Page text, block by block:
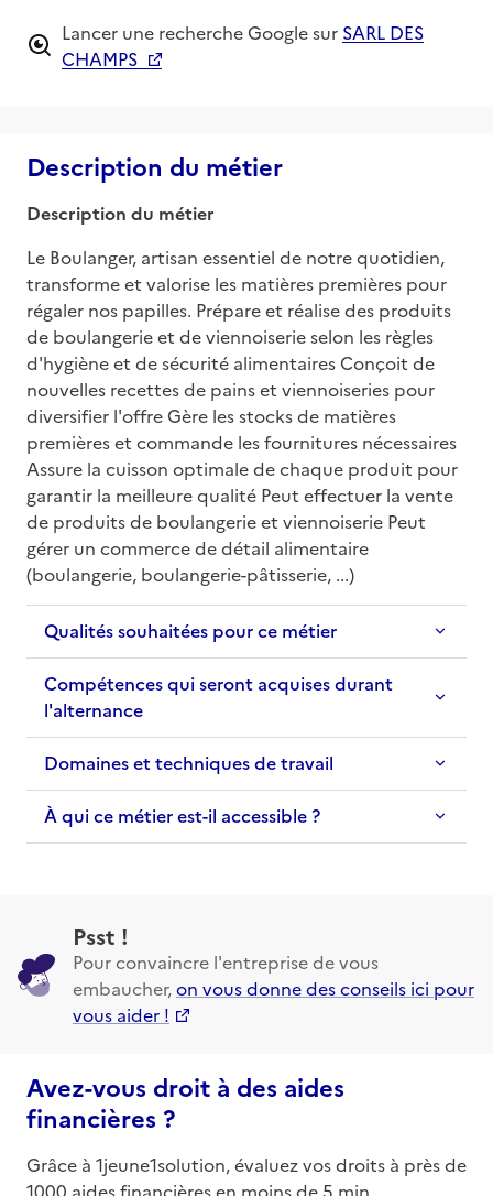
Lancer une recherche Google sur SARL DES
CHAMPS
Description du métier
Description du métier
Le Boulanger, artisan essentiel de notre quotidien,
transforme et valorise les matières premières pour
régaler nos papilles. Prépare et réalise des produits
de boulangerie et de viennoiserie selon les règles
d'hygiène et de sécurité alimentaires Conçoit de
nouvelles recettes de pains et viennoiseries pour
diversifier l'offre Gère les stocks de matières
premières et commande les fournitures nécessaires
Assure la cuisson optimale de chaque produit pour
garantir la meilleure qualité Peut effectuer la vente
de produits de boulangerie et viennoiserie Peut
gérer un commerce de détail alimentaire
(boulangerie, boulangerie-pâtisserie, ...)
Qualités souhaitées pour ce métier
Compétences qui seront acquises durant
l'alternance
Domaines et techniques de travail
À qui ce métier est-il accessible ?
Psst !
Pour convaincre l'entreprise de vous
embaucher,on vous donne des conseils ici pour
vous aider !
Avez-vous droit à des aides
financières ?
Grâce à 1jeune1solution, évaluez vos droits à près de
1000 aides financières en moins de 5 min.